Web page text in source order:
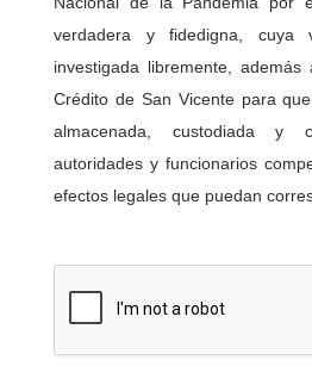
verdadera y fidedigna, cuya
investigada libremente,
Crédito de San Vicente para
almacenada, custodiada y
autoridades y funcionarios
efectos legales que puedan